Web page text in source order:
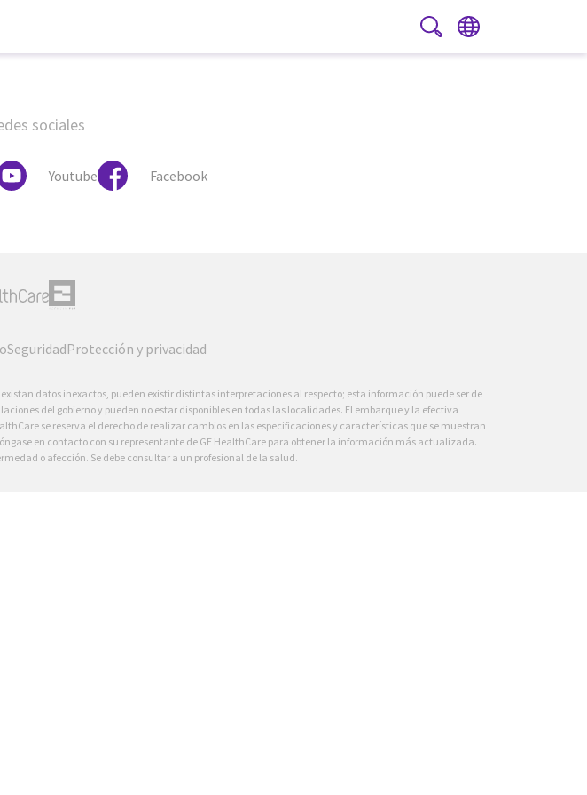
PT ES
sociales
Youtube Facebook
SeguridadProtección y privacidad
datos inexactos, pueden existir distintas interpretaciones al respecto; esta información puede ser de
del gobierno y pueden no estar disponibles en todas las localidades. El embarque y la efectiva
se reserva el derecho de realizar cambios en las especificaciones y características que se muestran
en contacto con su representante de GE HealthCare para obtener la información más actualizada.
o afección. Se debe consultar a un profesional de la salud.